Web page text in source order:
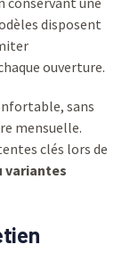
disposent
ouverture.
sans
mensuelle.
clés lors de
variantes